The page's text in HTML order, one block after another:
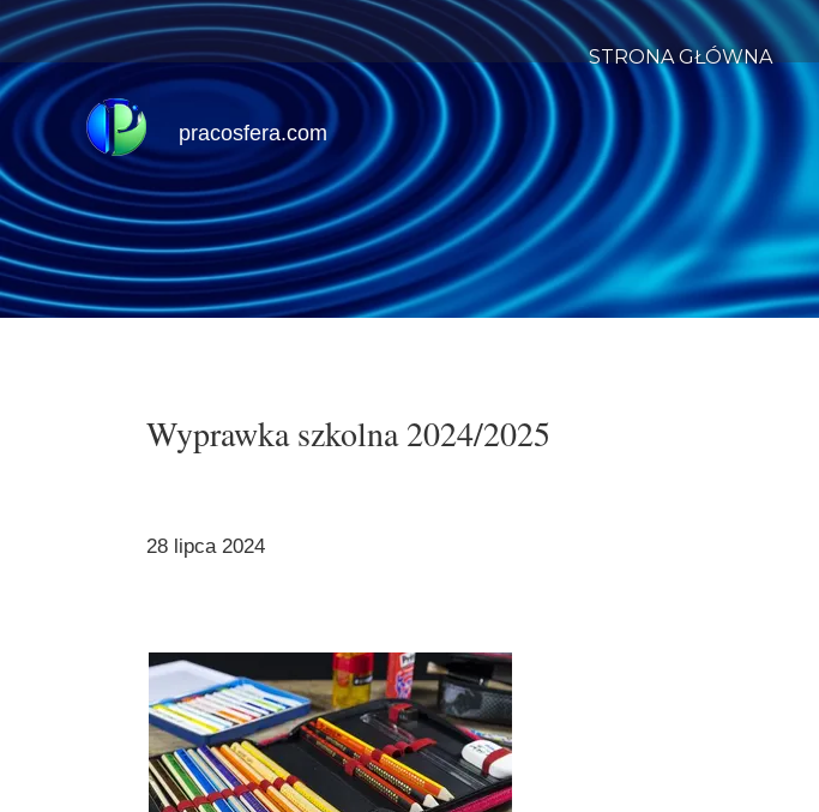
STRONA GŁÓWNA
pracosfera.com
Wyprawka szkolna 2024/2025
28 lipca 2024